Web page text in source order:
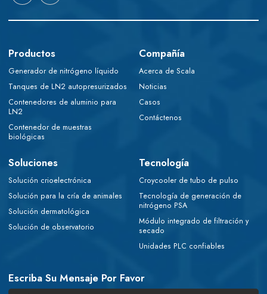
Productos
Generador de nitrógeno líquido
Tanques de LN2 autopresurizados
Contenedores de aluminio para
LN2
Contenedor de muestras
biológicas
Compañía
Acerca de Scala
Noticias
Casos
Contáctenos
Soluciones
Solución crioelectrónica
Solución para la cría de animales
Solución dermatológica
Solución de observatorio
Tecnología
Croycooler de tubo de pulso
Tecnología de generación de
nitrógeno PSA
Módulo integrado de filtración y
secado
Unidades PLC confiables
Escriba Su Mensaje Por Favor